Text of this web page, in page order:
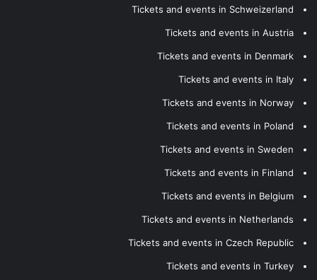
Tickets and events in Schweizerland
Tickets and events in Austria
Tickets and events in Denmark
Tickets and events in Italy
Tickets and events in Norway
Tickets and events in Poland
Tickets and events in Sweden
Tickets and events in Finland
Tickets and events in Belgium
Tickets and events in Netherlands
Tickets and events in Czech Republic
Tickets and events in Turkey